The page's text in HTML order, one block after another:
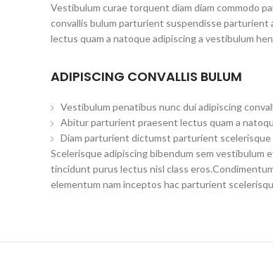
Vestibulum curae torquent diam diam commodo
convallis bulum parturient suspendisse
lectus quam a natoque adipiscing a vestibulum
ADIPISCING CONVALLIS BULUM
Vestibulum penatibus nunc dui adipiscing
Abitur parturient praesent lectus quam a
Diam parturient dictumst parturient scelerisque
Scelerisque adipiscing bibendum sem vestibulum
tincidunt purus lectus nisl class
elementum nam inceptos hac parturient